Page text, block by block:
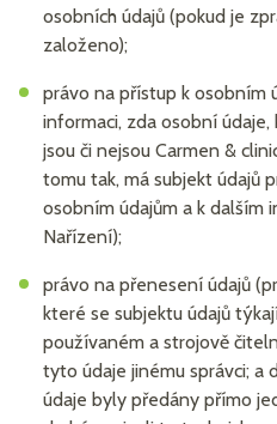
osobních údajů (pokud je
založeno);
právo na přístup k osobním
informaci, zda osobní
jsou či nejsou Carmen &
tomu tak, má subjekt údajů
osobním údajům a k dalším
Nařízení);
právo na přenesení údajů
které se subjektu údajů
používaném a strojově
tyto údaje jinému správci; a
údaje byly předány přímo